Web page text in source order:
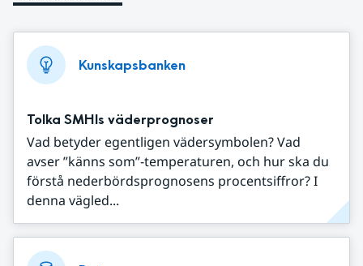
Kunskapsbanken
Tolka SMHIs väderprognoser
Vad betyder egentligen vädersymbolen? Vad
avser ”känns som”-temperaturen, och hur ska du
förstå nederbördsprognosens procentsiffror? I
denna vägled...